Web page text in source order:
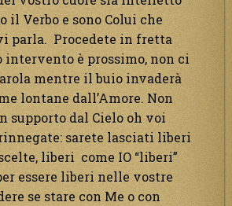
il Verbo e sono Colui che
parla. Procedete in fretta
intervento è prossimo, non ci
mentre il buio invaderà
lontane dall’Amore. Non
supporto dal Cielo oh voi
sarete lasciati liberi
liberi come IO “liberi”
essere liberi nelle vostre
se stare con Me o con